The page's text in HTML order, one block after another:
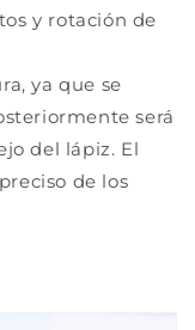
y rotación de
ya que se
será
del lápiz. El
de los